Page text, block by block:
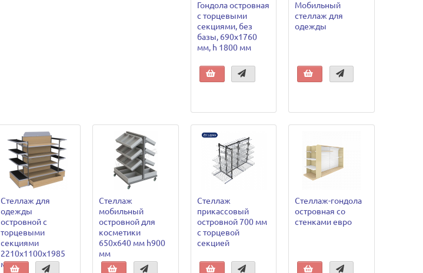
Гондола островная
с торцевыми
секциями, без
базы, 690х1760
мм, h 1800 мм
Мобильный
стеллаж для
одежды
Стеллаж для
одежды
островной с
торцевыми
секциями
2210х1100х1985
мм
Стеллаж
мобильный
островной для
косметики
650х640 мм h900
мм
Стеллаж
прикассовый
островной 700 мм
с торцевой
секцией
Стеллаж-гондола
островная со
стенками евро